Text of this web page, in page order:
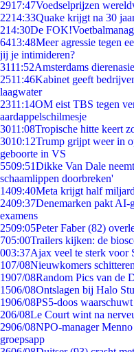
2917:47Voedselprijzen
2214:33Quake krijgt na 30
214:30De
6413:48Meer agressie tegen
jij je intimideren?
3111:52Amsterdams
2511:46Kabinet geeft
laagwater
2311:14OM eist TBS tegen
aardappelschilmesje
3011:08Tropische hitte keert
3010:12Trump grijpt weer in
geboorte in VS
5509:51Dikke Van Dale
schaamlippen doorbreken'
1409:40Meta krijgt half
2409:37Denemarken pakt AI-
examens
2509:05Peter Faber (82)
705:00Trailers kijken: de
003:37Ajax veel te sterk voor
107/08Nieuwkomers
1907/08Random Pics van de
1506/08Ontslagen bij Halo
1906/08PS5-doos
206/08Le Court wint na
2906/08NPO-manager
groepsapp